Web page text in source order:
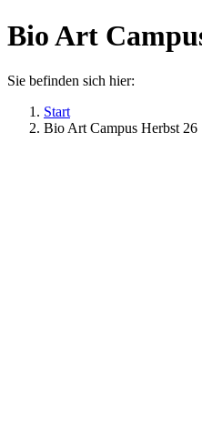
Bio Art
Sie befinden sich hier:
Start
Bio Art Campus Herbst 26